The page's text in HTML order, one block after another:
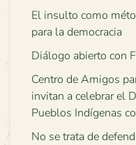
El insulto como
para la democracia
Diálogo abierto con
Centro de Amigos
invitan a celebrar el
Pueblos Indígenas
No se trata de